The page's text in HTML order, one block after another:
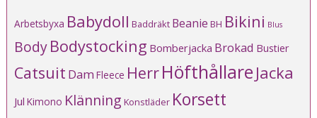
Arbetsbyxa Babydoll Baddräkt Beanie BH Bikini Blus
BodyBodystocking Bomberjacka Brokad Bustier
Catsuit Dam Fleece HerrHöfthållare Jacka
Jul Kimono Klänning Konstläder Korsett